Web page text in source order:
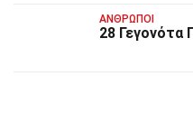
ΆΝΘΡΩΠΟΙ
28 Γεγονότα